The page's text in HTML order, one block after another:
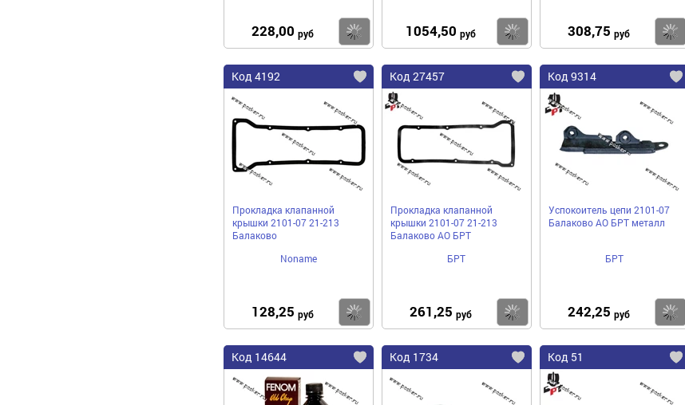
228,00 руб Купить
1054,50 руб Купить308,75 руб
Код 4192
Прокладка клапанной
крышки 2101-07 21-213
Балаково
Noname
128,25 руб Купить
Код 27457
Прокладка клапанной
крышки 2101-07 21-213
Балаково АО БРТ
БРТ
261,25 руб Купить
Код 9314
Успокоитель цепи 2101-07
Балаково АО БРТ металл
БРТ
242,25 руб
Код 14644 Код 1734 Код 51